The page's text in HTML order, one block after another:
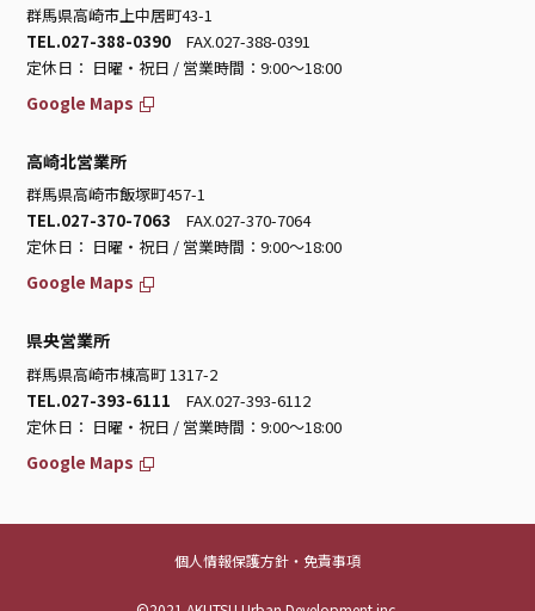
群馬県高崎市上中居町43-1
TEL.027-388-0390 FAX.027-388-0391
定休日： 日曜・祝日 / 営業時間：9:00～18:00
Google Maps
高崎北営業所
群馬県高崎市飯塚町457-1
TEL.027-370-7063 FAX.027-370-7064
定休日： 日曜・祝日 / 営業時間：9:00～18:00
Google Maps
県央営業所
群馬県高崎市棟高町 1317-2
TEL.027-393-6111 FAX.027-393-6112
定休日： 日曜・祝日 / 営業時間：9:00～18:00
Google Maps
個人情報保護方針・免責事項